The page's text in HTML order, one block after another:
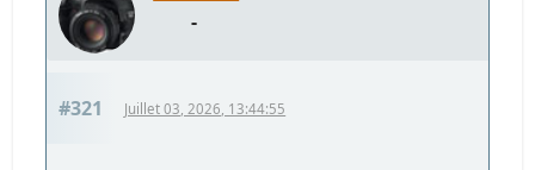
-
#321 Juillet 03, 2026, 13:44:55